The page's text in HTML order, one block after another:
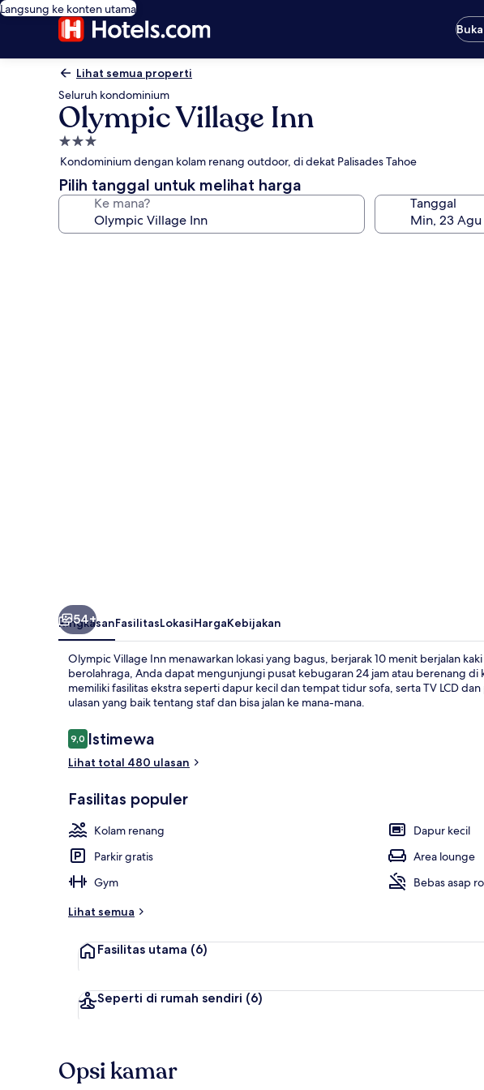
Langsung ke konten utama
Lihat semua properti
Seluruh kondominium
Olympic Village Inn
Properti
bintang
3.0
Kondominium dengan kolam renang outdoor, di dekat Palisades Tahoe
Pilih tanggal untuk melihat harga
Ke mana? Tanggal
54+
RingkasanFasilitasLokasiHargaKebijakan
Olympic Village Inn menawarkan lokasi yang bagus, berjarak 10 menit berjalan
berolahraga, Anda dapat mengunjungi pusat kebugaran 24 jam atau berenang
memiliki fasilitas ekstra seperti dapur kecil dan tempat tidur sofa, serta TV LCD
ulasan yang baik tentang staf dan bisa jalan ke mana-mana.
Ulasan
9,09,0 dari 10
Istimewa
Lihat total 480 ulasan
Fasilitas populer
Kolam renang
Dapur kecil
Parkir gratis
Area lounge
Gym
Bebas asap
Lihat semua
Fasilitas utama (6)
Seperti di rumah sendiri (6)
Opsi kamar